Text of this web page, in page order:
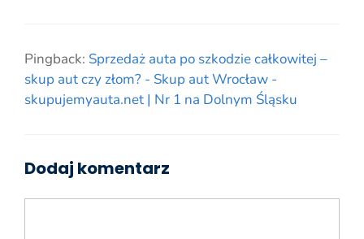
Pingback: Sprzedaż auta po szkodzie całkowitej –
skup aut czy złom? - Skup aut Wrocław -
skupujemyauta.net | Nr 1 na Dolnym Śląsku
Dodaj komentarz